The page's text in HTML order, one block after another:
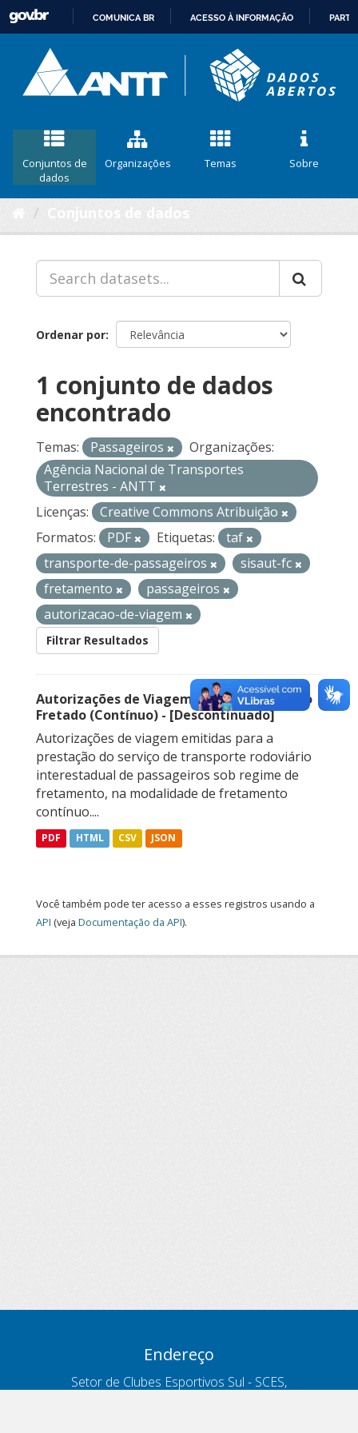
CONTEÚDO
COMUNICA BR ACESSO À INFORMAÇÃO
Conjuntos de
dados
Organizações Temas Sobre
Ordenar por
1 conjunto de dados
encontrado
Temas: Passageiros
Organizações:
Agência Nacional de Transportes
Terrestres - ANTT
Licenças:
Creative Commons Atribuição
Formatos:
PDF Etiquetas:
taf
transporte-de-passageiros
sisaut-fc
fretamento
passageiros
autorizacao-de-viagem
Filtrar Resultados
Autorizações de Viagem Nacional – Serviço
Fretado (Contínuo) - [Descontinuado]
Autorizações de viagem emitidas para a
prestação do serviço de transporte rodoviário
interestadual de passageiros sob regime de
fretamento, na modalidade de fretamento
contínuo....
PDF HTML CSV JSON
Você também pode ter acesso a esses registros usando a
API (veja Documentação da API).
Endereço
Setor de Clubes Esportivos Sul - SCES,